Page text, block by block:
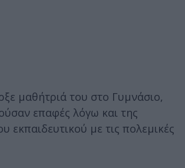
μαθήτριά του στο Γυμνάσιο,
επαφές λόγω και της
εκπαιδευτικού με τις πολεμικές